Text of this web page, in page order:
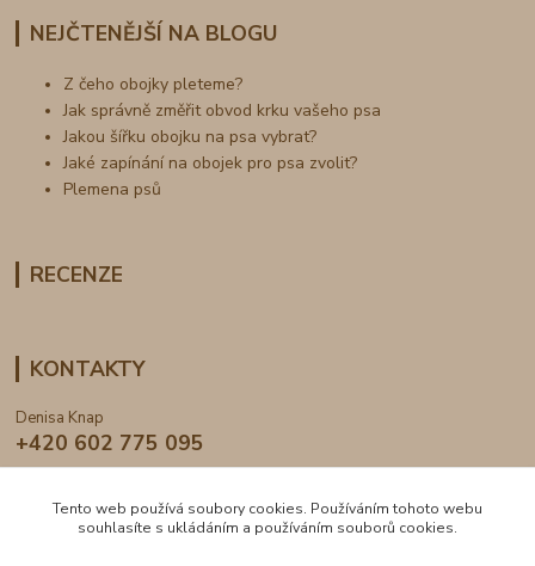
NEJČTENĚJŠÍ NA BLOGU
Z čeho obojky pleteme?
Jak správně změřit obvod krku vašeho psa
Jakou šířku obojku na psa vybrat?
Jaké zapínání na obojek pro psa zvolit?
Plemena psů
RECENZE
KONTAKTY
Denisa Knap
+420 602 775 095
Tento web používá soubory cookies. Používáním tohoto webu
souhlasíte s ukládáním a používáním souborů cookies.